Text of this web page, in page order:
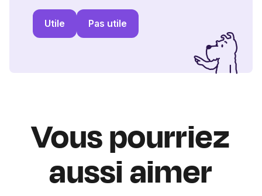
Utile Pas utile
Vous pourriez
aussi aimer